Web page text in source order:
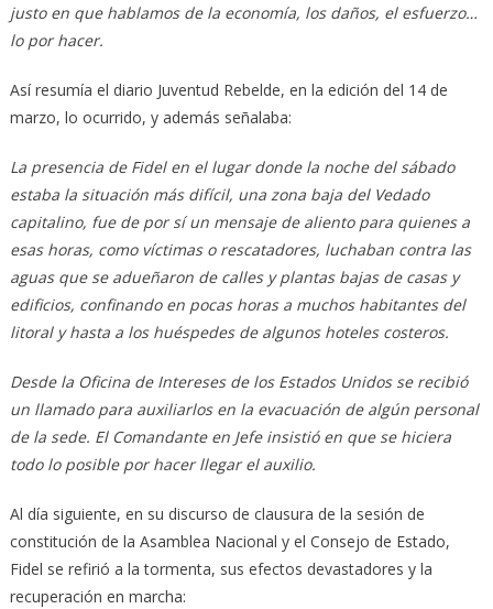
justo en que hablamos de la economía, los daños, el esfuerzo…
lo por hacer.
Así resumía el diario Juventud Rebelde, en la edición del 14 de
marzo, lo ocurrido, y además señalaba:
La presencia de Fidel en el lugar donde la noche del sábado
estaba la situación más difícil, una zona baja del Vedado
capitalino, fue de por sí un mensaje de aliento para quienes a
esas horas, como víctimas o rescatadores, luchaban contra las
aguas que se adueñaron de calles y plantas bajas de casas y
edificios, confinando en pocas horas a muchos habitantes del
litoral y hasta a los huéspedes de algunos hoteles costeros.
Desde la Oficina de Intereses de los Estados Unidos se recibió
un llamado para auxiliarlos en la evacuación de algún personal
de la sede. El Comandante en Jefe insistió en que se hiciera
todo lo posible por hacer llegar el auxilio.
Al día siguiente, en su discurso de clausura de la sesión de
constitución de la Asamblea Nacional y el Consejo de Estado,
Fidel se refirió a la tormenta, sus efectos devastadores y la
recuperación en marcha: